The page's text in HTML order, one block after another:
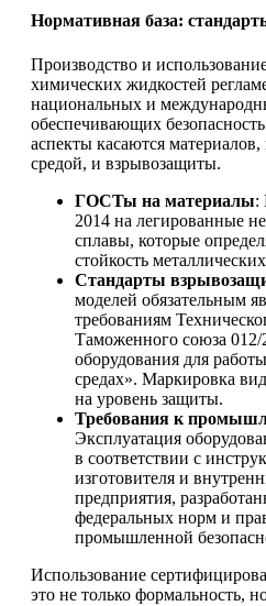
Нормативная база:
Производство и
химических жидкостей
национальных и
обеспечивающих
аспекты касаются
средой, и взрывозащиты.
ГОСТы на материалы:
2014 на легированные
сплавы, которые
стойкость
Стандарты
моделей обязательным
требованиям
Таможенного союза 012/
оборудования для
средах». Маркировка
на уровень защиты.
Требования к
Эксплуатация
в соответствии с
изготовителя и
предприятия,
федеральных норм и
промышленной
Использование
это не только формальность,